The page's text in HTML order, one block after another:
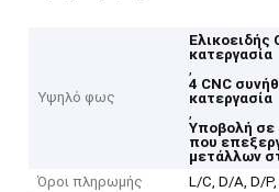
Υψηλό φως
Ελικοειδής
κατεργασία
,
4 CNC
κατεργασία
,
Υποβολή σε
που
μετάλλων
Όροι πληρωμής
L/C, D/A, D/